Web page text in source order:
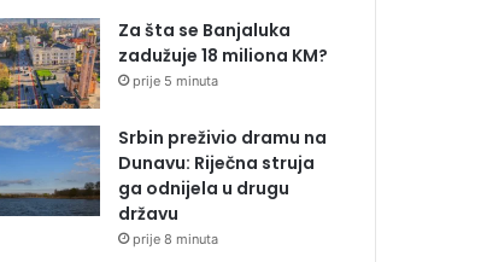
Za šta se Banjaluka
zadužuje 18 miliona KM?
prije 5 minuta
Srbin preživio dramu na
Dunavu: Riječna struja
ga odnijela u drugu
državu
prije 8 minuta